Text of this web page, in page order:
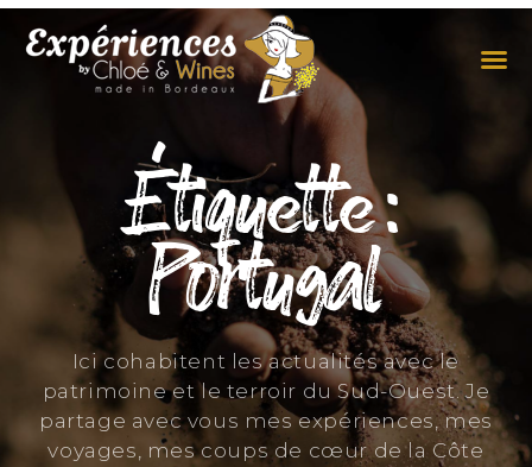
Étiquette :
Portugal
Ici cohabitent les actualités avec le
patrimoine et le terroir du Sud-Ouest. Je
partage avec vous mes expériences, mes
voyages, mes coups de cœur de la Côte